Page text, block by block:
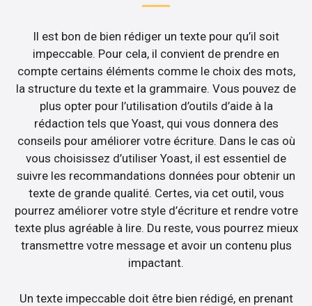
Il est bon de bien rédiger un texte pour qu’il soit
impeccable. Pour cela, il convient de prendre en
compte certains éléments comme le choix des mots,
la structure du texte et la grammaire. Vous pouvez de
plus opter pour l’utilisation d’outils d’aide à la
rédaction tels que Yoast, qui vous donnera des
conseils pour améliorer votre écriture. Dans le cas où
vous choisissez d’utiliser Yoast, il est essentiel de
suivre les recommandations données pour obtenir un
texte de grande qualité. Certes, via cet outil, vous
pourrez améliorer votre style d’écriture et rendre votre
texte plus agréable à lire. Du reste, vous pourrez mieux
transmettre votre message et avoir un contenu plus
impactant.
Un texte impeccable doit être bien rédigé, en prenant